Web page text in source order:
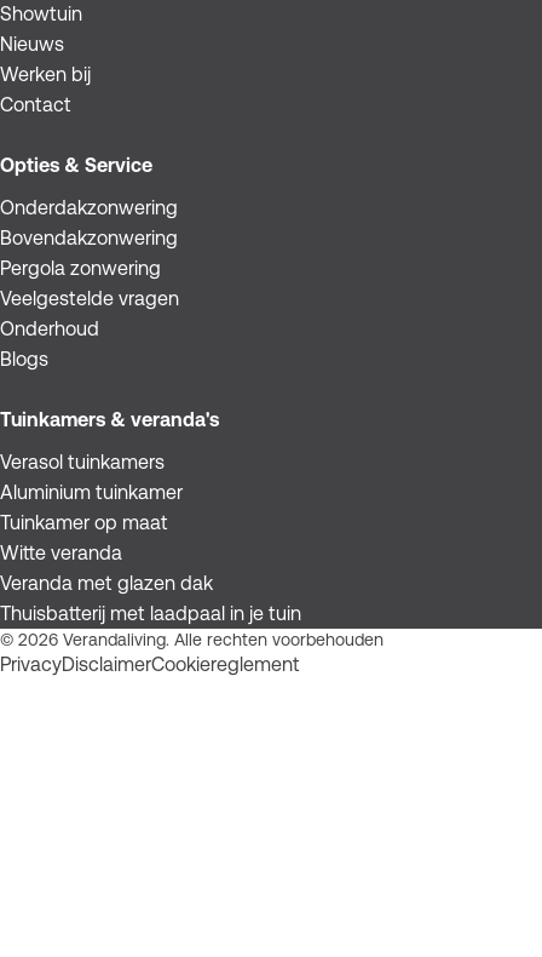
Showtuin
Nieuws
Werken bij
Contact
Opties & Service
Onderdakzonwering
Bovendakzonwering
Pergola zonwering
Veelgestelde vragen
Onderhoud
Blogs
Tuinkamers & veranda's
Verasol tuinkamers
Aluminium tuinkamer
Tuinkamer op maat
Witte veranda
Veranda met glazen dak
Thuisbatterij met laadpaal in je tuin
© 2026 Verandaliving. Alle rechten voorbehouden
PrivacyDisclaimerCookiereglement